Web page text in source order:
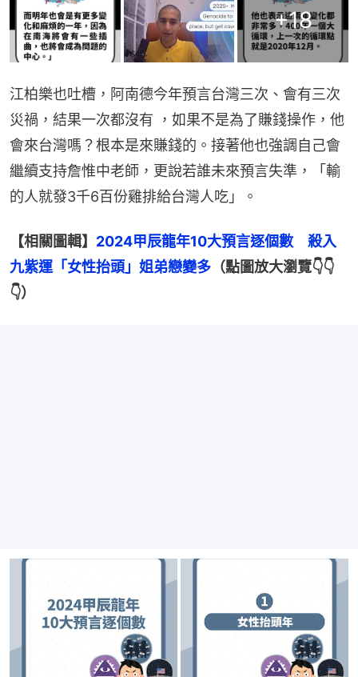
+18
江柏樂也吐槽，阿南德今年預言台灣三次、會有三次
災禍，結果一次都沒有 ，如果不是為了賺錢操作，他
會來台灣嗎？根本是來賺錢的。接著他也強調自己會
繼續支持詹惟中老師，更說若誰未來預言失準，「輸
的人就發3千6百份雞排給台灣人吃」。
【相關圖輯】 2024甲辰龍年10大預言逐個數　殺入
九紫運「女性抬頭」姐弟戀變多 （點圖放大瀏覽👇👇
👇）